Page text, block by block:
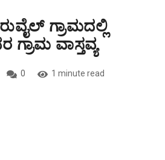
ಗ್ರಾಮದಲ್ಲಿ
ವಾಸ್ತವ್ಯ
0 1 minute read